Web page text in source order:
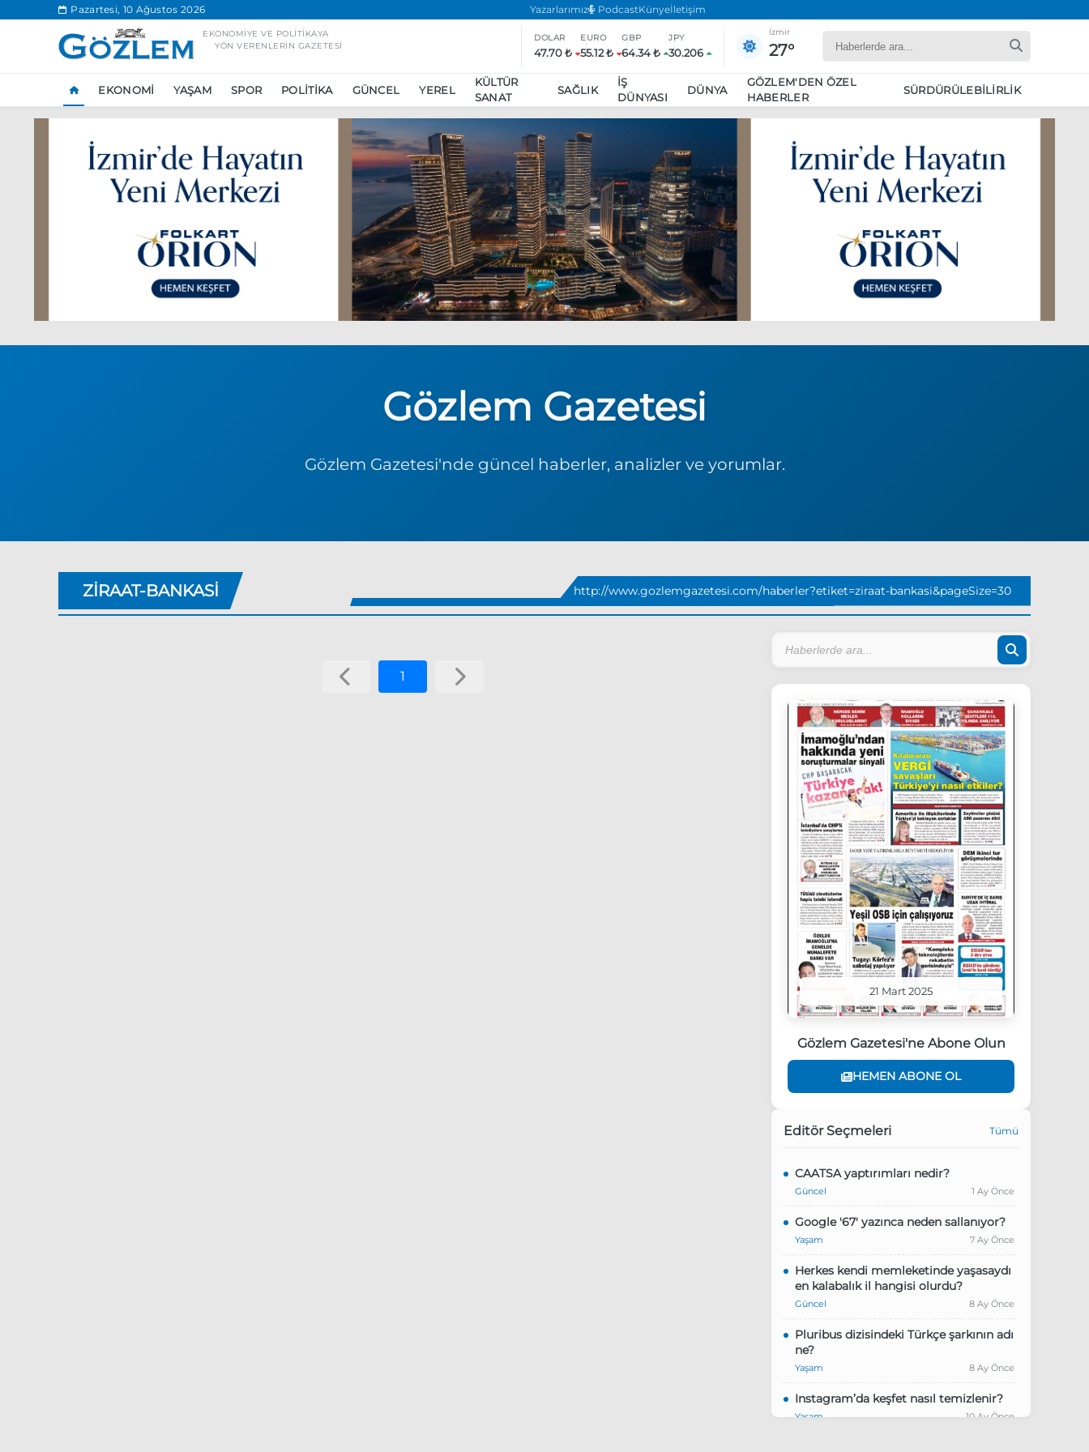
Pazartesi, 10 Ağustos 2026 Yazarlarımız PodcastKünyeİletişim
EKONOMIYE VE POLITIKAYA
YÖN VERENLERIN GAZETESI
DOLAR
47.70 ₺
EURO
55.12 ₺
GBP
64.34 ₺
JPY
30.206
İzmir
27°
EKONOMI YAŞAM SPOR POLITIKA GÜNCEL YEREL
KÜLTÜR
SANAT
SAĞLIK
İŞ
DÜNYASI
DÜNYA
GÖZLEM'DEN ÖZEL
HABERLER
SÜRDÜRÜLEBILIRLIK
Ankara’da eylem yasağı uzatıldı
Özgür Özel, Ekrem İmamoğlu’nu ziyaret edecek
Ünlü çift bir etkinliğe daha katılmama kararı aldı
Boykot
Gözlem Gazetesi
Gözlem Gazetesi'nde güncel haberler, analizler ve yorumlar.
ZIRAAT-BANKASI http://www.gozlemgazetesi.com/haberler?etiket=ziraat-bankasi&pageSize=30
1
21 Mart 2025
Gözlem Gazetesi'ne Abone Olun
HEMEN ABONE OL
Editör Seçmeleri Tümü
CAATSA yaptırımları nedir?
Güncel 1 Ay Önce
Google '67' yazınca neden sallanıyor?
Yaşam 7 Ay Önce
Herkes kendi memleketinde yaşasaydı
en kalabalık il hangisi olurdu?
Güncel 8 Ay Önce
Pluribus dizisindeki Türkçe şarkının adı
ne?
Yaşam 8 Ay Önce
Instagram’da keşfet nasıl temizlenir?
Yaşam 10 Ay Önce